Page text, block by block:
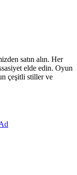
satın alın. Her
elde edin. Oyun
çeşitli stiller ve